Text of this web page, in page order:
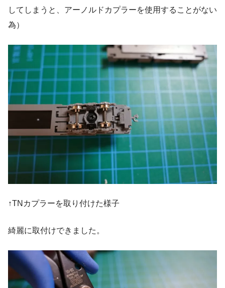
してしまうと、アーノルドカプラーを使用することがない
為）
↑TNカプラーを取り付けた様子
綺麗に取付けできました。